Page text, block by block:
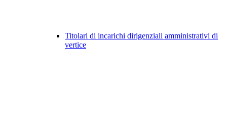
Titolari di incarichi dirigenziali amministrativi di
vertice